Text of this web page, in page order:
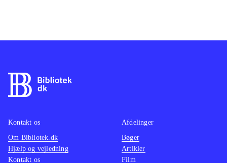
Kontakt os
Om Bibliotek.dk
Hjælp og vejledning
Kontakt os
Afdelinger
Bøger
Artikler
Film